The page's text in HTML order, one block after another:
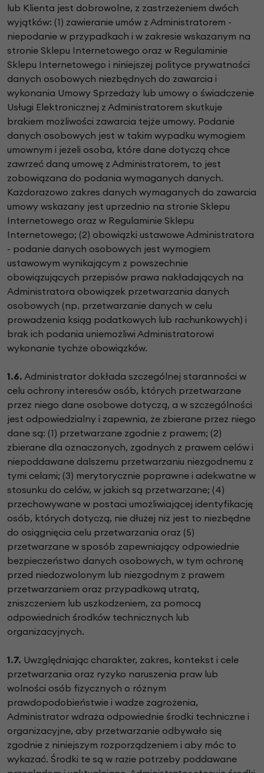
lub Klienta jest dobrowolne, z zastrzeżeniem dwóch
wyjątków: (1) zawieranie umów z Administratorem -
niepodanie w przypadkach i w zakresie wskazanym na
stronie Sklepu Internetowego oraz w Regulaminie
Sklepu Internetowego i niniejszej polityce prywatności
danych osobowych niezbędnych do zawarcia i
wykonania Umowy Sprzedaży lub umowy o świadczenie
Usługi Elektronicznej z Administratorem skutkuje
brakiem możliwości zawarcia tejże umowy. Podanie
danych osobowych jest w takim wypadku wymogiem
umownym i jeżeli osoba, które dane dotyczą chce
zawrzeć daną umowę z Administratorem, to jest
zobowiązana do podania wymaganych danych.
Każdorazowo zakres danych wymaganych do zawarcia
umowy wskazany jest uprzednio na stronie Sklepu
Internetowego oraz w Regulaminie Sklepu
Internetowego; (2) obowiązki ustawowe Administratora
- podanie danych osobowych jest wymogiem
ustawowym wynikającym z powszechnie
obowiązujących przepisów prawa nakładających na
Administratora obowiązek przetwarzania danych
osobowych (np. przetwarzanie danych w celu
prowadzenia ksiąg podatkowych lub rachunkowych) i
brak ich podania uniemożliwi Administratorowi
wykonanie tychże obowiązków.
1.6. Administrator dokłada szczególnej staranności w
celu ochrony interesów osób, których przetwarzane
przez niego dane osobowe dotyczą, a w szczególności
jest odpowiedzialny i zapewnia, że zbierane przez niego
dane są: (1) przetwarzane zgodnie z prawem; (2)
zbierane dla oznaczonych, zgodnych z prawem celów i
niepoddawane dalszemu przetwarzaniu niezgodnemu z
tymi celami; (3) merytorycznie poprawne i adekwatne w
stosunku do celów, w jakich są przetwarzane; (4)
przechowywane w postaci umożliwiającej identyfikację
osób, których dotyczą, nie dłużej niż jest to niezbędne
do osiągnięcia celu przetwarzania oraz (5)
przetwarzane w sposób zapewniający odpowiednie
bezpieczeństwo danych osobowych, w tym ochronę
przed niedozwolonym lub niezgodnym z prawem
przetwarzaniem oraz przypadkową utratą,
zniszczeniem lub uszkodzeniem, za pomocą
odpowiednich środków technicznych lub
organizacyjnych.
1.7. Uwzględniając charakter, zakres, kontekst i cele
przetwarzania oraz ryzyko naruszenia praw lub
wolności osób fizycznych o różnym
prawdopodobieństwie i wadze zagrożenia,
Administrator wdraża odpowiednie środki techniczne i
organizacyjne, aby przetwarzanie odbywało się
zgodnie z niniejszym rozporządzeniem i aby móc to
wykazać. Środki te są w razie potrzeby poddawane